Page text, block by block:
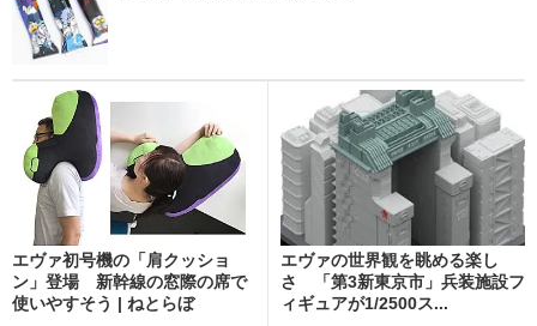
エヴァ初号機の「肩クッショ
ン」登場 新幹線の窓際の席で
使いやすそう | ねとらぼ
エヴァの世界観を眺める楽し
さ 「第3新東京市」兵装施設フ
ィギュアが1/2500ス...